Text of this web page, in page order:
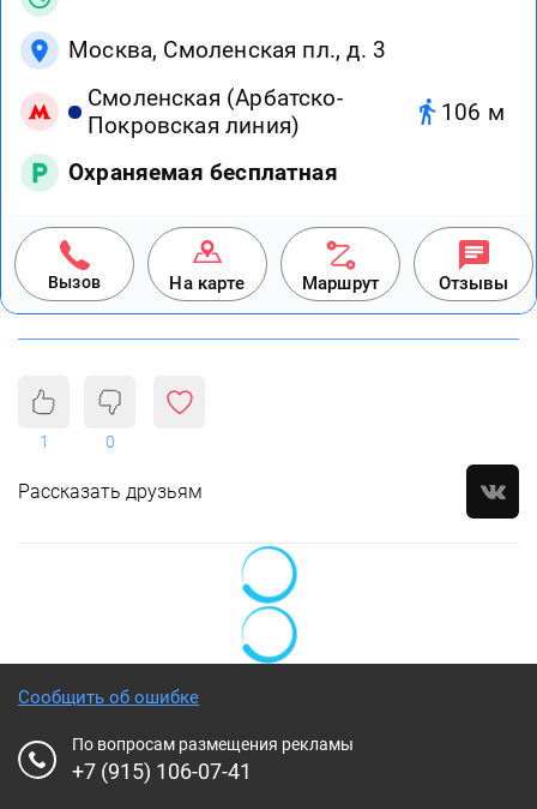
Москва, Смоленская пл., д. 3
Смоленская (Арбатско-
Покровская линия)
106 м
Охраняемая бесплатная
Вызов На карте Маршрут Отзывы
1 0
Рассказать друзьям
Сообщить об ошибке
По вопросам размещения рекламы
+7 (915) 106-07-41